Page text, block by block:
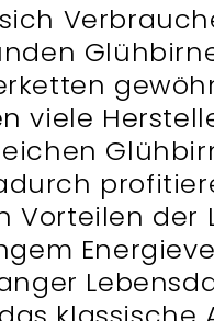
viele
Vorteilen der